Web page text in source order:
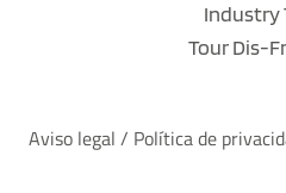
Industry
Tour Dis-
Aviso legal / Política de